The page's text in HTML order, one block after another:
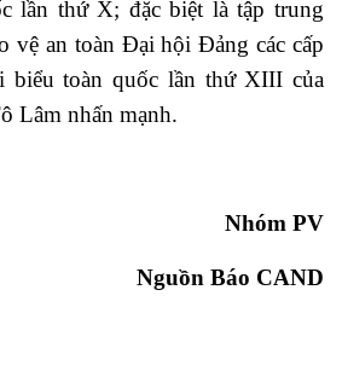
lần thứ X; đặc biệt là tập trung
vệ an toàn Đại hội Đảng các cấp
toàn quốc lần thứ XIII của
Lâm nhấn mạnh.
Nhóm PV
Nguồn Báo CAND